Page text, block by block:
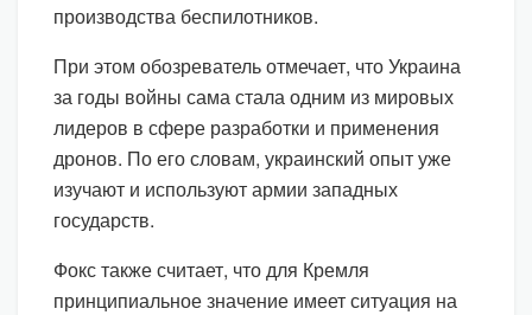
производства беспилотников.
При этом обозреватель отмечает, что Украина
за годы войны сама стала одним из мировых
лидеров в сфере разработки и применения
дронов. По его словам, украинский опыт уже
изучают и используют армии западных
государств.
Фокс также считает, что для Кремля
принципиальное значение имеет ситуация на